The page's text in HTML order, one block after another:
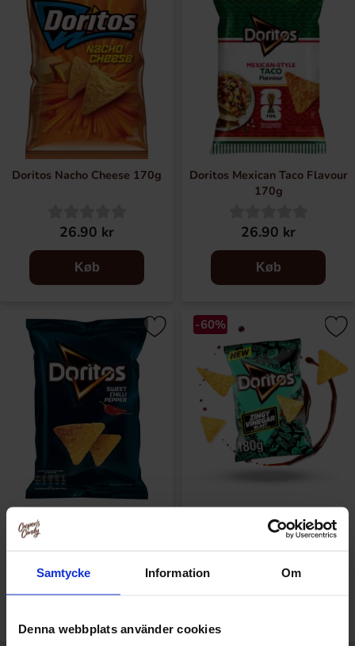
Samtycke Information Om
Denna webbplats använder cookies
Doritos Nacho Cheese 170g
26.90 kr
Køb
Doritos Mexican Taco Flavour
170g
26.90 kr
Køb
Doritos Sweet Chili Pepper
26.90 kr
-60%
Doritos Zingy Vinegar Blast
180g(BF:2026-07-04)
19.90 kr